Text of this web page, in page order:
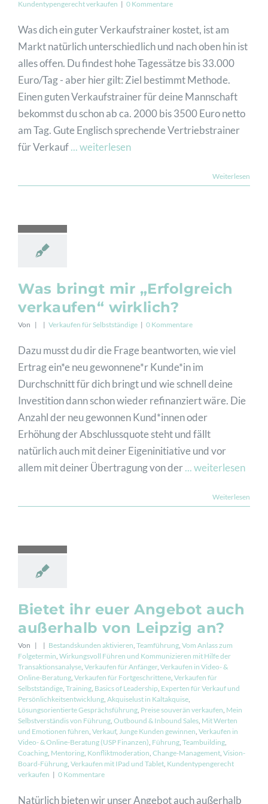
JETZT ANFRAGEN
Kundentypengerecht verkaufen | 0 Kommentare
Was dich ein guter Verkaufstrainer kostet, ist am
Markt natürlich unterschiedlich und nach oben hin ist
alles offen. Du findest hohe Tagessätze bis 33.000
Euro/Tag - aber hier gilt: Ziel bestimmt Methode.
Einen guten Verkaufstrainer für deine Mannschaft
bekommst du schon ab ca. 2000 bis 3500 Euro netto
am Tag. Gute Englisch sprechende Vertriebstrainer
für Verkauf... weiterlesen
Weiterlesen
Was bringt mir „Erfolgreich
verkaufen“ wirklich?
Von | | Verkaufen für Selbstständige | 0 Kommentare
Dazu musst du dir die Frage beantworten, wie viel
Ertrag ein*e neu gewonnene*r Kunde*in im
Durchschnitt für dich bringt und wie schnell deine
Investition dann schon wieder refinanziert wäre. Die
Anzahl der neu gewonnen Kund*innen oder
Erhöhung der Abschlussquote steht und fällt
natürlich auch mit deiner Eigeninitiative und vor
allem mit deiner Übertragung von der... weiterlesen
Weiterlesen
Bietet ihr euer Angebot auch
außerhalb von Leipzig an?
Von | | Bestandskunden aktivieren, Teamführung, Vom Anlass zum
Folgetermin, Wirkungsvoll Führen und Kommunizieren mit Hilfe der
Transaktionsanalyse, Verkaufen für Anfänger, Verkaufen in Video- &
Online-Beratung, Verkaufen für Fortgeschrittene, Verkaufen für
Selbstständige, Training, Basics of Leadership, Experten für Verkauf und
Persönlichkeitsentwicklung, Akquiselust in Kaltakquise,
Lösungsorientierte Gesprächsführung, Preise souverän verkaufen, Mein
Selbstverständis von Führung, Outbound & Inbound Sales, Mit Werten
und Emotionen führen, Verkauf, Junge Kunden gewinnen, Verkaufen in
Video- & Online-Beratung (USP Finanzen), Führung, Teambuilding,
Coaching, Mentoring, Konfliktmoderation, Change-Management, Vision-
Board-Führung, Verkaufen mit IPad und Tablet, Kundentypengerecht
verkaufen | 0 Kommentare
Natürlich bieten wir unser Angebot auch außerhalb